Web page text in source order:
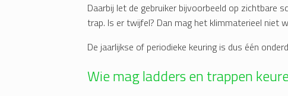
Daarbij let de gebruiker bijvoorbeeld op zichtbare
trap. Is er twijfel? Dan mag het klimmaterieel niet
De jaarlijkse of periodieke keuring is dus één
Wie mag ladders en trappen